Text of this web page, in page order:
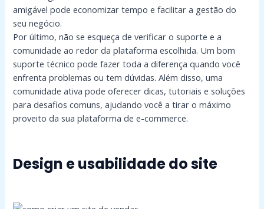
amigável pode economizar tempo e facilitar a gestão do
seu negócio.
Por último, não se esqueça de verificar o suporte e a
comunidade ao redor da plataforma escolhida. Um bom
suporte técnico pode fazer toda a diferença quando você
enfrenta problemas ou tem dúvidas. Além disso, uma
comunidade ativa pode oferecer dicas, tutoriais e soluções
para desafios comuns, ajudando você a tirar o máximo
proveito da sua plataforma de e-commerce.
Design e usabilidade do site